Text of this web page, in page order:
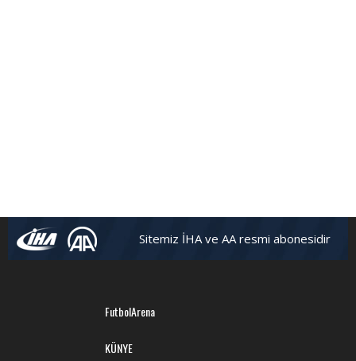
Sitemiz İHA ve AA resmi abonesidir
FutbolArena
KÜNYE